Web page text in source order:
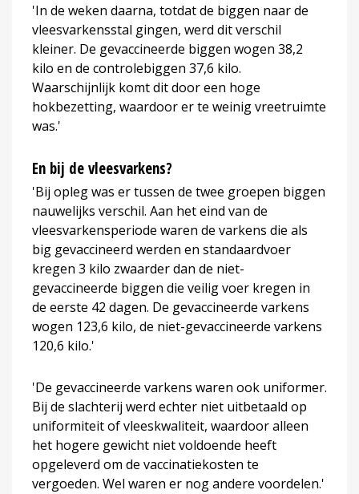
'In de weken daarna, totdat de biggen naar de
vleesvarkensstal gingen, werd dit verschil
kleiner. De gevaccineerde biggen wogen 38,2
kilo en de controlebiggen 37,6 kilo.
Waarschijnlijk komt dit door een hoge
hokbezetting, waardoor er te weinig vreetruimte
was.'
En bij de vleesvarkens?
'Bij opleg was er tussen de twee groepen biggen
nauwelijks verschil. Aan het eind van de
vleesvarkensperiode waren de varkens die als
big gevaccineerd werden en standaardvoer
kregen 3 kilo zwaarder dan de niet-
gevaccineerde biggen die veilig voer kregen in
de eerste 42 dagen. De gevaccineerde varkens
wogen 123,6 kilo, de niet-gevaccineerde varkens
120,6 kilo.'
'De gevaccineerde varkens waren ook uniformer.
Bij de slachterij werd echter niet uitbetaald op
uniformiteit of vleeskwaliteit, waardoor alleen
het hogere gewicht niet voldoende heeft
opgeleverd om de vaccinatiekosten te
vergoeden. Wel waren er nog andere voordelen.'